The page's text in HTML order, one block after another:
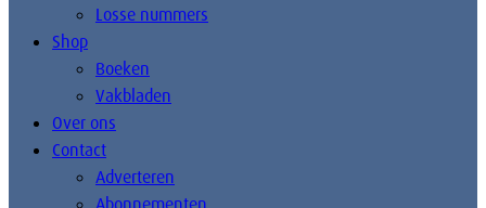
Losse nummers
Shop
Boeken
Vakbladen
Over ons
Contact
Adverteren